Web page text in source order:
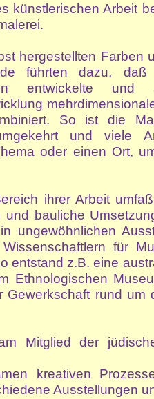
künstlerischen Arbeit
hergestellten Farben
führten dazu,
entwickelte und
So ist die
und viele
oder einen Ort,
ihrer Arbeit
und bauliche
ungewöhnlichen
für
entstand z.B. eine
Ethnologischen
Gewerkschaft rund um
Mitglied der
kreativen
Ausstellungen